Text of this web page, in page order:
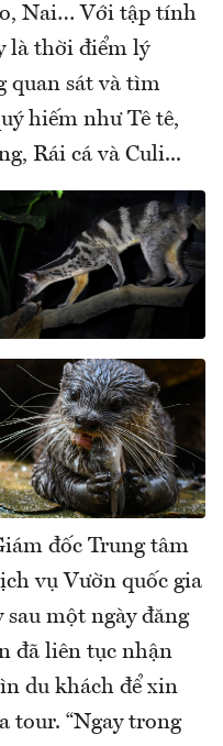
Nai… Với tập tính
là thời điểm lý
quan sát và tìm
hiếm như Tê tê,
Rái cá và Culi...
đốc Trung tâm
vụ Vườn quốc gia
sau một ngày đăng
đã liên tục nhận
du khách để xin
tour. “Ngay trong